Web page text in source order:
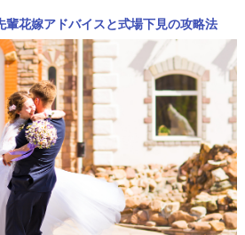
輩花嫁アドバイスと式場下見の攻略法